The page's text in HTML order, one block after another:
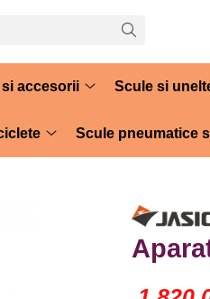
accesorii Scule si
Scule pneumatice